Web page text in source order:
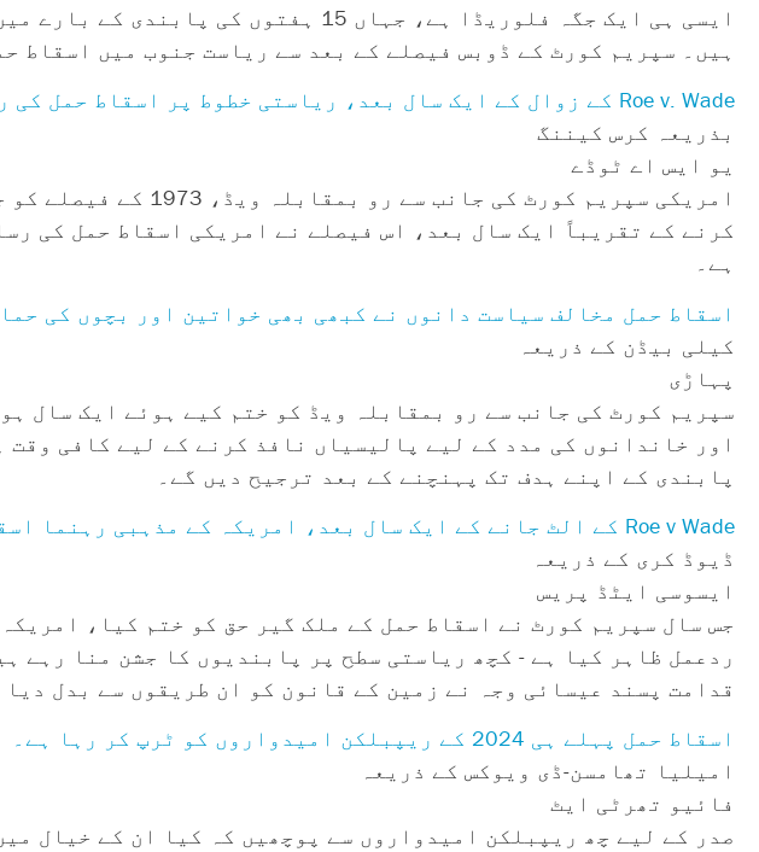
ایسی ہی ایک جگہ فلوریڈا ہے، جہاں 15
ہیں۔ سپریم کورٹ کے ڈوبس فیصلے کے بعد سے ریاست جنوب میں اسقاط
Roe v. Wade کے زوال کے ایک سال بعد، ریاستی خطوط پر اسقاط حمل کی رسائی میں ردوبدل کیا گیا ہے۔
بذریعہ کرس کیننگ
یو ایس اے ٹوڈے
امریکی سپریم کورٹ
کرنے کے تقریباً ایک سال بعد، اس فیصلے نے امریکی اسقاط حمل کی
ہے۔
اسقاط حمل مخالف سیاست دانوں نے کبھی بھی خواتین اور بچوں کی
کیلی بیڈن کے ذریعہ
پہاڑی
سپریم کورٹ کی جانب سے رو بمقابلہ ویڈ کو ختم کیے ہوئے ایک سال
اور خاندانوں کی مدد کے لیے پالیسیاں نافذ کرنے کے لیے کافی
پابندی کے اپنے ہدف تک پہنچنے کے بعد ترجیح دیں گے۔
Roe v Wade کے الٹ جانے کے ایک سال بعد، امریکہ کے مذہبی رہنما اسقاط حمل پر تیزی سے تقسیم ہو گئے
ڈیوڈ کری کے ذریعہ
ایسوسی ایٹڈ پریس
جس سال سپریم کورٹ نے اسقاط حمل کے ملک گیر حق کو ختم کیا،
ردعمل ظاہر کیا ہے - کچھ ریاستی سطح پر پابندیوں کا جشن منا رہے
قدامت پسند عیسائی وجہ نے زمین کے قانون کو ان طریقوں سے بدل
اسقاط حمل پہلے ہی 2024 کے ریپبلکن امیدواروں کو ٹرپ کر رہا ہے۔
امیلیا تھامسن-ڈی ویوکس کے ذریعہ
فائیو تھرٹی ایٹ
صدر کے لیے چھ ریپبلکن امیدواروں سے پوچھیں کہ کیا ان کے خیال